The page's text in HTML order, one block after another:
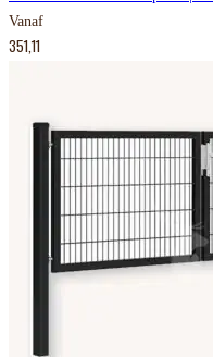
Vanaf
351,11